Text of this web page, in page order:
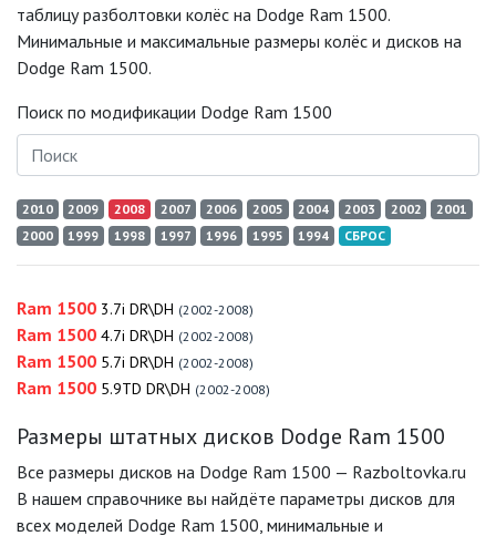
таблицу разболтовки колёс на Dodge Ram 1500.
Минимальные и максимальные размеры колёс и дисков на
Dodge Ram 1500.
Поиск по модификации Dodge Ram 1500
2010 2009 2008 2007 2006 2005 2004 2003 2002
2001
2000
1999 1998 1997 1996 1995 1994 СБРОС
Ram 1500 3.7i DR\DH (2002-2008)
Ram 1500 4.7i DR\DH (2002-2008)
Ram 1500 5.7i DR\DH (2002-2008)
Ram 1500 5.9TD DR\DH (2002-2008)
Размеры штатных дисков Dodge Ram 1500
Все размеры дисков на Dodge Ram 1500 — Razboltovka.ru
В нашем справочнике вы найдёте параметры дисков для
всех моделей Dodge Ram 1500, минимальные и